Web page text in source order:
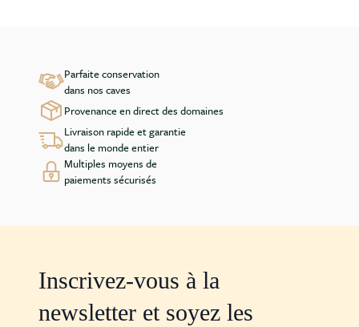
Parfaite conservation
dans nos caves
Provenance en direct des domaines
Livraison rapide et garantie
dans le monde entier
Multiples moyens de
paiements sécurisés
Inscrivez-vous à la
newsletter et soyez les